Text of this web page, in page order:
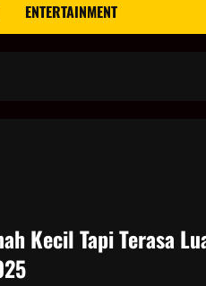
ENTERTAINMENT
Kecil Tapi Terasa